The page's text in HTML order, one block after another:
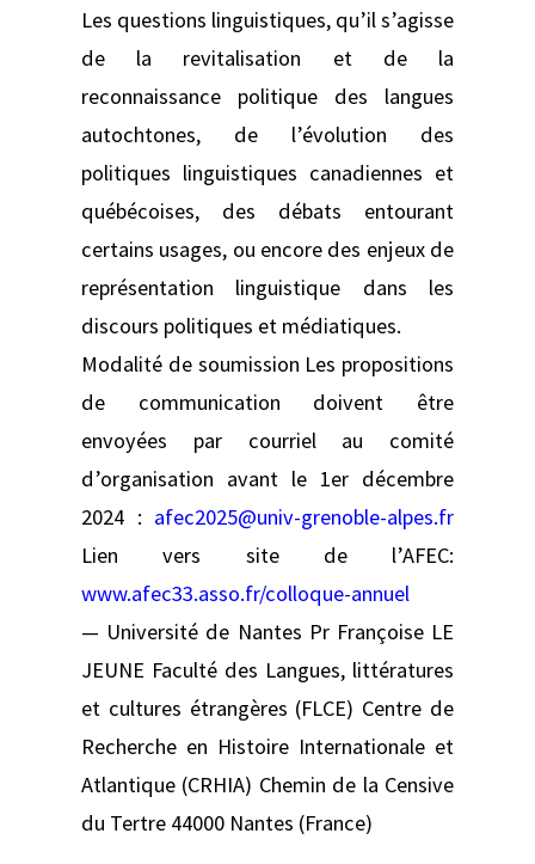
Les questions linguistiques, qu’il s’agisse
de la revitalisation et de la
reconnaissance politique des langues
autochtones, de l’évolution des
politiques linguistiques canadiennes et
québécoises, des débats entourant
certains usages, ou encore des enjeux de
représentation linguistique dans les
discours politiques et médiatiques.
Modalité de soumission Les propositions
de communication doivent être
envoyées par courriel au comité
d’organisation avant le 1er décembre
2024 : afec2025@univ-grenoble-alpes.fr
Lien vers site de l’AFEC:
www.afec33.asso.fr/colloque-annuel
— Université de Nantes Pr Françoise LE
JEUNE Faculté des Langues, littératures
et cultures étrangères (FLCE) Centre de
Recherche en Histoire Internationale et
Atlantique (CRHIA) Chemin de la Censive
du Tertre 44000 Nantes (France)